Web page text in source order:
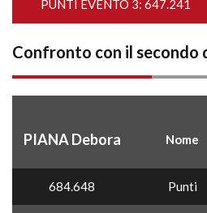
PUNTI EVENTO 3: 647.241
Confronto con il secondo
PIANA Debora Nome
684.648 Punti